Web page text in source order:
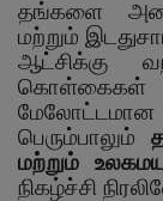
தங்களை
மற்றும்
ஆட்சிக்கு
கொள்கைகள்
பெரும்பாலும்
மற்றும்
நிகழ்ச்சி